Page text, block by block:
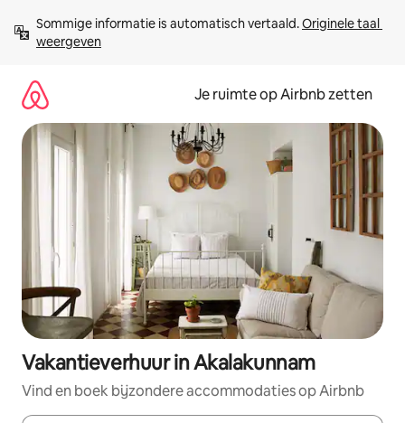
direct
naar
Sommige informatie is automatisch vertaald. Originele taal
weergeven
Je ruimte op Airbnb zetten
Vakantieverhuur in Akalakunnam
Vind en boek bijzondere accommodaties op Airbnb